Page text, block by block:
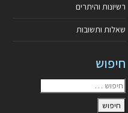
רשיונות והיתרים
שאלות ותשובות
חיפוש